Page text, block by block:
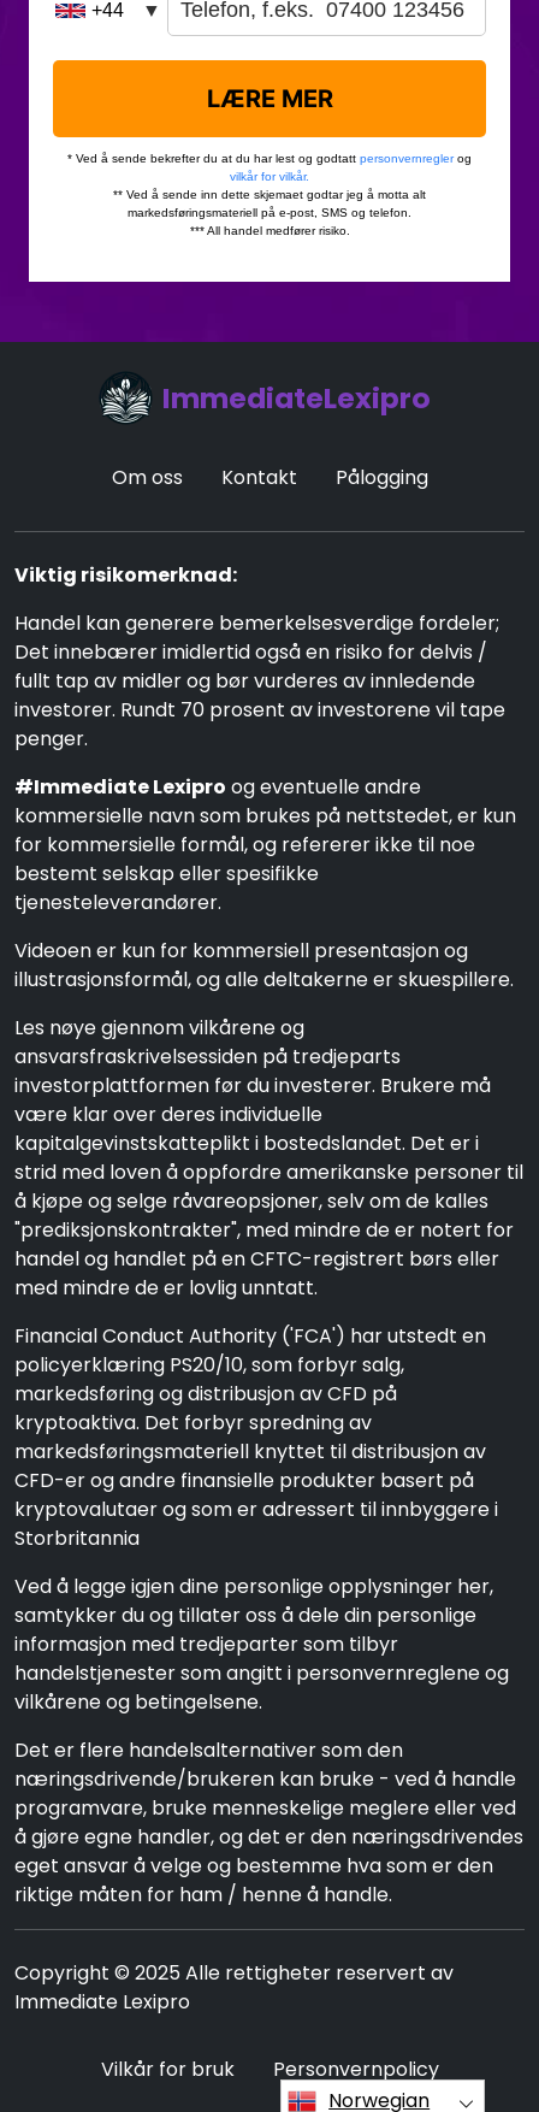
ImmediateLexipro
Om oss Kontakt Pålogging
Viktig risikomerknad:
Handel kan generere bemerkelsesverdige fordeler;
Det innebærer imidlertid også en risiko for delvis /
fullt tap av midler og bør vurderes av innledende
investorer. Rundt 70 prosent av investorene vil tape
penger.
#Immediate Lexipro og eventuelle andre
kommersielle navn som brukes på nettstedet, er kun
for kommersielle formål, og refererer ikke til noe
bestemt selskap eller spesifikke
tjenesteleverandører.
Videoen er kun for kommersiell presentasjon og
illustrasjonsformål, og alle deltakerne er skuespillere.
Les nøye gjennom vilkårene og
ansvarsfraskrivelsessiden på tredjeparts
investorplattformen før du investerer. Brukere må
være klar over deres individuelle
kapitalgevinstskatteplikt i bostedslandet. Det er i
strid med loven å oppfordre amerikanske personer til
å kjøpe og selge råvareopsjoner, selv om de kalles
"prediksjonskontrakter", med mindre de er notert for
handel og handlet på en CFTC-registrert børs eller
med mindre de er lovlig unntatt.
Financial Conduct Authority ('FCA') har utstedt en
policyerklæring PS20/10, som forbyr salg,
markedsføring og distribusjon av CFD på
kryptoaktiva. Det forbyr spredning av
markedsføringsmateriell knyttet til distribusjon av
CFD-er og andre finansielle produkter basert på
kryptovalutaer og som er adressert til innbyggere i
Storbritannia
Ved å legge igjen dine personlige opplysninger her,
samtykker du og tillater oss å dele din personlige
informasjon med tredjeparter som tilbyr
handelstjenester som angitt i personvernreglene og
vilkårene og betingelsene.
Det er flere handelsalternativer som den
næringsdrivende/brukeren kan bruke - ved å handle
programvare, bruke menneskelige meglere eller ved
å gjøre egne handler, og det er den næringsdrivendes
eget ansvar å velge og bestemme hva som er den
riktige måten for ham / henne å handle.
Copyright © 2025 Alle rettigheter reservert av
Immediate Lexipro
Vilkår for bruk
Personvernpolicy
Norwegian